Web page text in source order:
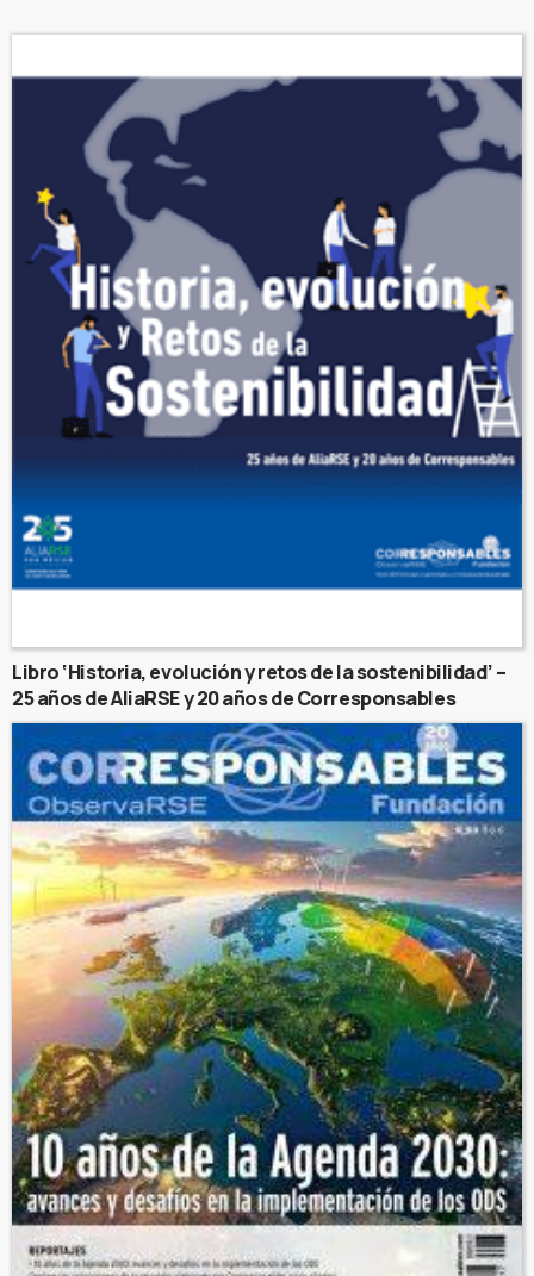
Libro ‘Historia, evolución y retos de la sostenibilidad’ –
25 años de AliaRSE y 20 años de Corresponsables